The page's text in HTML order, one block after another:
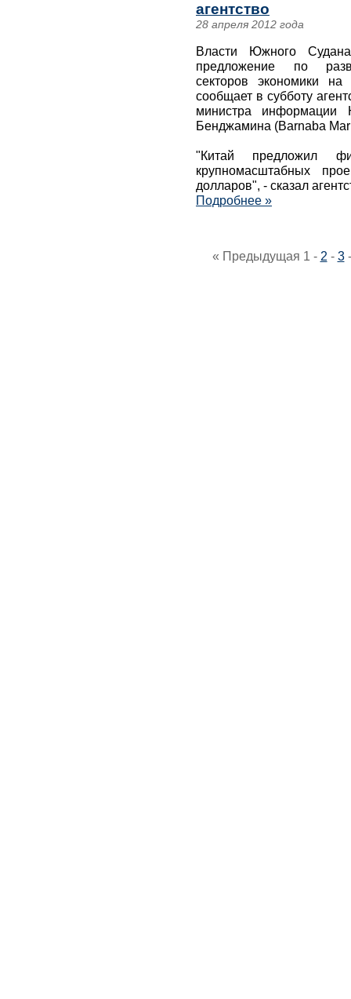
агентство
28 апреля 2012 года
Власти Южного
предложение по
секторов экономики
сообщает в субботу
министра
Бенджамина (Barnaba
"Китай предложил
крупномасштабных
долларов", - сказал
Подробнее »
« Предыдущая 1 - 2 - 3